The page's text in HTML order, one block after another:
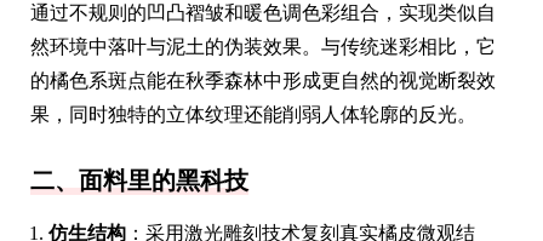
通过不规则的凹凸褶皱和暖色调色彩组合，实现类似自
然环境中落叶与泥土的伪装效果。与传统迷彩相比，它
的橘色系斑点能在秋季森林中形成更自然的视觉断裂效
果，同时独特的立体纹理还能削弱人体轮廓的反光。
二、面料里的黑科技
仿生结构 ：采用激光雕刻技术复刻真实橘皮微观结